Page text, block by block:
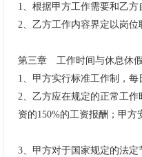
1、根据甲方工作需要和乙
2、 乙方工作内容界定以岗
第三章 工作时间与休息休假
1、 甲方实行标准工作制，每
2、 乙方应在规定的正常工
资的150%的工资报酬；甲方
3、 甲方对于国家规定的法